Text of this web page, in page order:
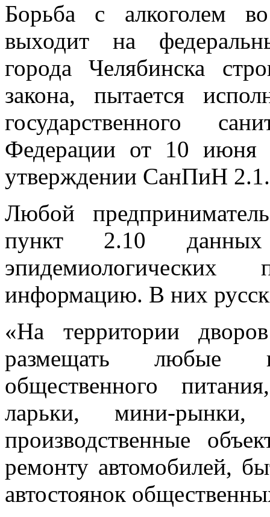
Борьба с алкоголем
выходит на
города Челябинска
закона, пытается
государственного
Федерации от 10
утверждении СанПиН
Любой
пункт 2.10 данных
информацию. В них
«На территории
размещать любые
общественного
ларьки, мини-
производственные
ремонту автомобилей,
автостоянок